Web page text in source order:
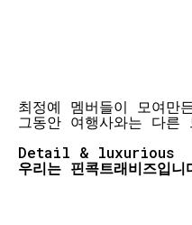
최정예 멤버들이 모여만
그동안 여행사와는 다른
Detail & luxurious
우리는 핀콕트래비즈입니